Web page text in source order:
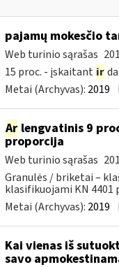
pajamų mokesčio
Web turinio sąrašas
15 proc. - įskaitant ir
Metai (Archyvas): 2019
Arlengvatinis 9
proporcija
Web turinio sąrašas
Granulės / briketai –
klasifikuojami KN 4401
Metai (Archyvas): 2019
Kai vienas iš
savo